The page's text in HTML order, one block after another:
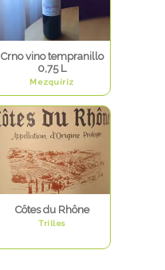
Crno vino tempranillo
0,75 L
Mezquíriz
Côtes du Rhône
Trilles